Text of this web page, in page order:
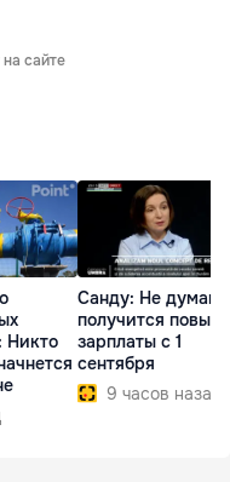
сайте
Никто
Санду: Не думаю,
получится
зарплаты с 1
сентября
9 часов назад